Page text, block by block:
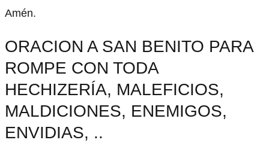
Amén.
ORACION A SAN BENITO PARA
ROMPE CON TODA
HECHIZERÍA, MALEFICIOS,
MALDICIONES, ENEMIGOS,
ENVIDIAS, ..